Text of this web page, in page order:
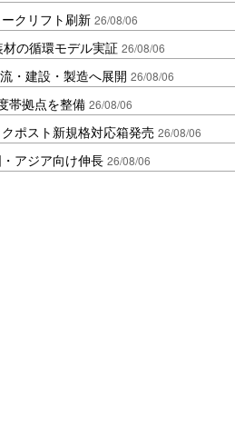
クリフト刷新 26/08/06
の循環モデル実証 26/08/06
・建設・製造へ展開 26/08/06
帯拠点を整備 26/08/06
ポスト新規格対応箱発売 26/08/06
アジア向け伸長 26/08/06